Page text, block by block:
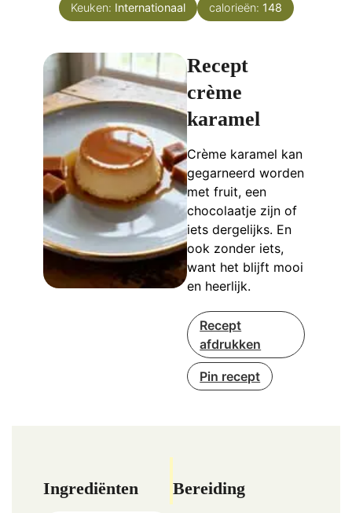
Keuken: Internationaal calorieën: 148
Recept
crème
karamel
Crème karamel kan
gegarneerd worden
met fruit, een
chocolaatje zijn of
iets dergelijks. En
ook zonder iets,
want het blijft mooi
en heerlijk.
Recept
afdrukken
Pin recept
Ingrediënten Bereiding